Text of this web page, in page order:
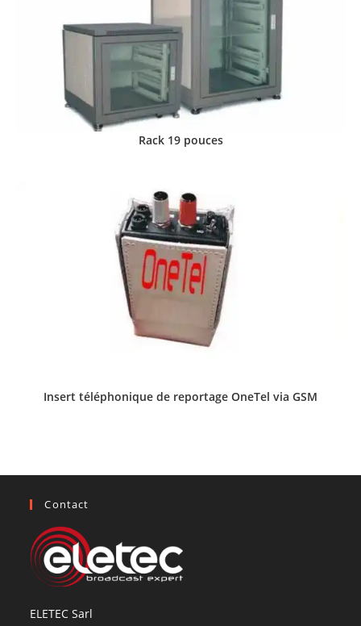
Rack 19 pouces
Insert téléphonique de reportage OneTel via GSM
Contact
ELETEC Sarl